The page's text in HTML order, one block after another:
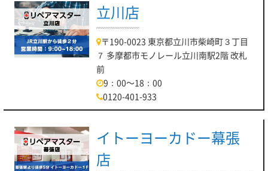
立川店
〒190-0023 東京都立川市柴崎町３丁目
７ 多摩都市モノレール立川南駅2階 改札
前
9：00～18：00
0120-401-933
イトーヨーカドー幕張
店